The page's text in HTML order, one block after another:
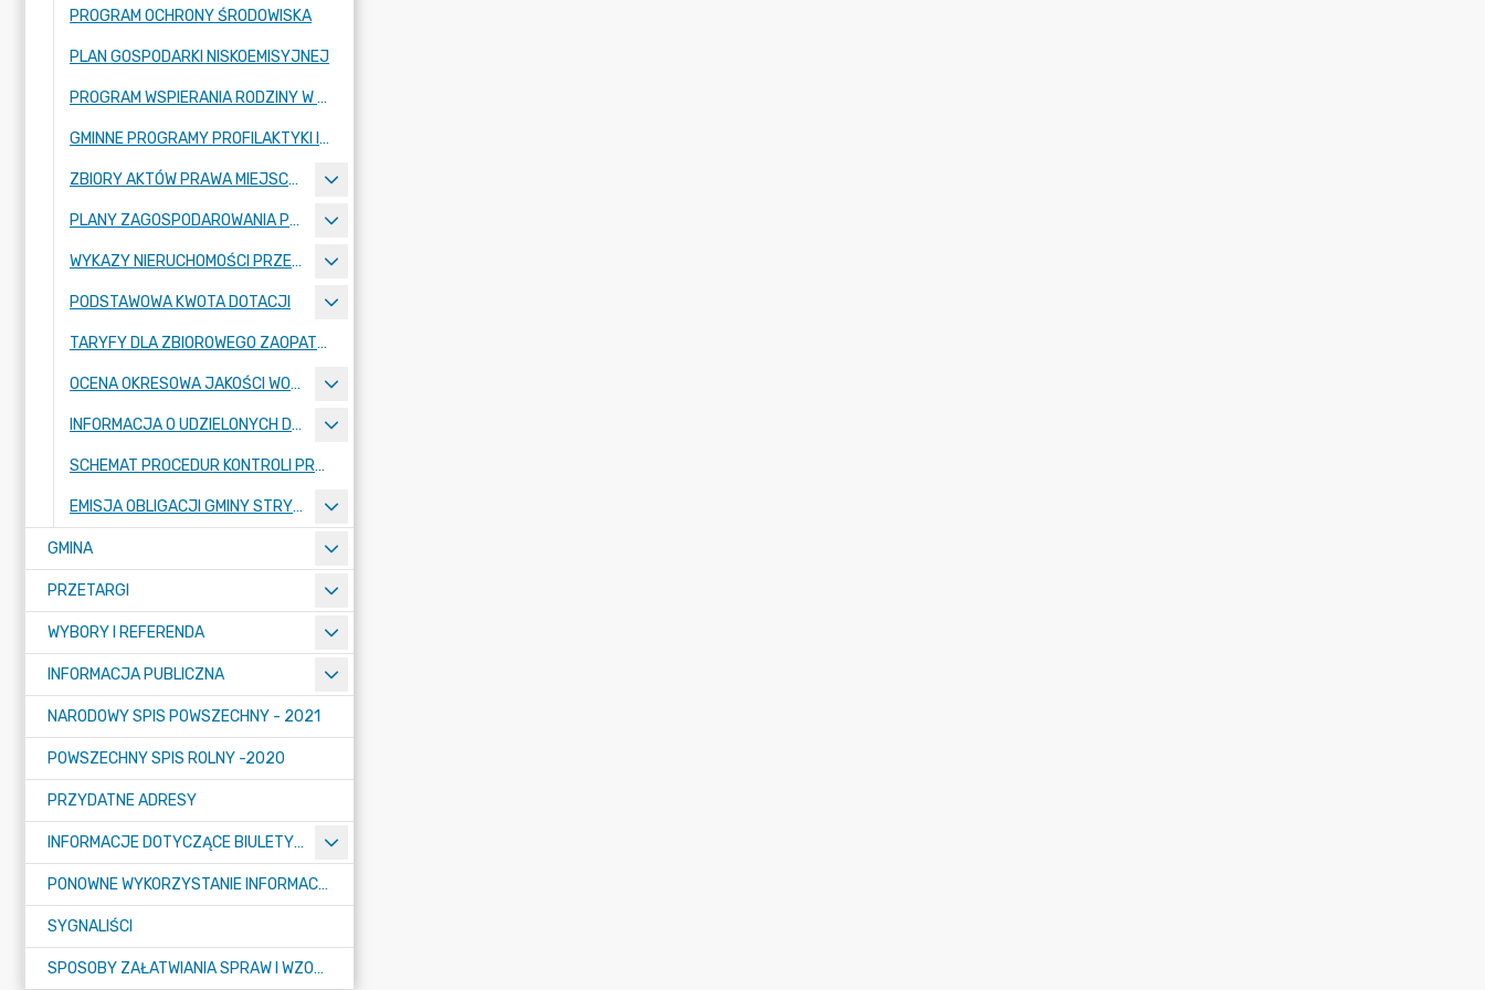
PROGRAM OCHRONY ŚRODOWISKA
PLAN GOSPODARKI NISKOEMISYJNEJ
PROGRAM WSPIERANIA RODZINY W GMINIE STRYKÓW
GMINNE PROGRAMY PROFILAKTYKI I ROZWIĄZYWANIA PROBLEMÓW ALKOHOLOWYCH ORAZ PRZECIWDZIAŁANIA NARKOMANII W GMINIE STRYKÓW
ZBIORY AKTÓW PRAWA MIEJSCOWEGO OGŁOSZONE W DZIENNIKU URZĘDOWYM WOJEWÓDZTWA ŁÓDZKIEGO
PLANY ZAGOSPODAROWANIA PRZESTRZENNEGO
WYKAZY NIERUCHOMOŚCI PRZEZNACZONYCH DO ZBYCIA LUB ODDANIA W UŻYTKOWANIE, NAJEM, DZIERŻAWĘ LUB UŻYCZENIE
PODSTAWOWA KWOTA DOTACJI
TARYFY DLA ZBIOROWEGO ZAOPATRZENIA W WODĘ I ZBIOROWEGO ODPROWADZANIA ŚCIEKÓW
OCENA OKRESOWA JAKOŚCI WODY
INFORMACJA O UDZIELONYCH DOTACJACH
SCHEMAT PROCEDUR KONTROLI PRZEDSIĘBIORCÓW
EMISJA OBLIGACJI GMINY STRYKÓW
GMINA
PRZETARGI
WYBORY I REFERENDA
INFORMACJA PUBLICZNA
NARODOWY SPIS POWSZECHNY - 2021
POWSZECHNY SPIS ROLNY -2020
PRZYDATNE ADRESY
INFORMACJE DOTYCZĄCE BIULETYNU INFORMACJI PUBLICZNEJ
PONOWNE WYKORZYSTANIE INFORMACJI PUBLICZNEJ
SYGNALIŚCI
SPOSOBY ZAŁATWIANIA SPRAW I WZORY WNIOSKÓW